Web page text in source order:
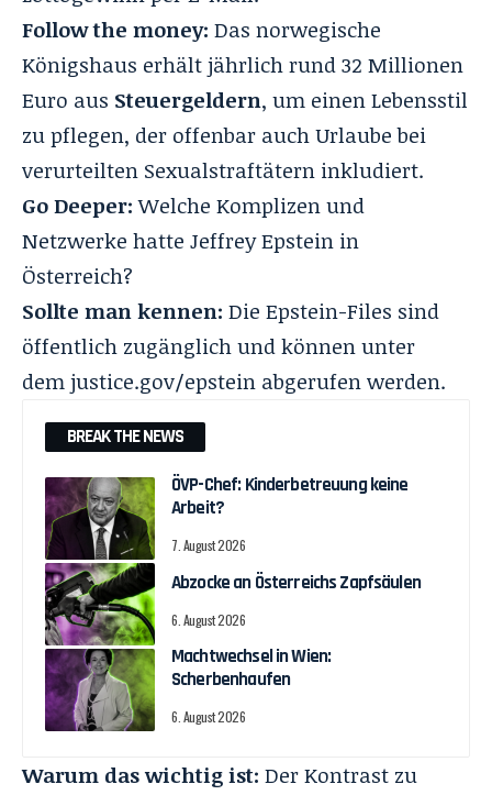
Follow the money: Das norwegische
Königshaus erhält jährlich rund 32 Millionen
Euro aus Steuergeldern, um einen Lebensstil
zu pflegen, der offenbar auch Urlaube bei
verurteilten Sexualstraftätern inkludiert.
Go Deeper:Welche Komplizen und
Netzwerke hatte Jeffrey Epstein in
Österreich?
Sollte man kennen: Die Epstein-Files sind
öffentlich zugänglich und können unter
demjustice.gov/epstein abgerufen werden.
BREAK THE NEWS
ÖVP-Chef: Kinderbetreuung keine
Arbeit?
7. August 2026
Abzocke an Österreichs Zapfsäulen
6. August 2026
Machtwechsel in Wien:
Scherbenhaufen
6. August 2026
Warum das wichtig ist: Der Kontrast zu